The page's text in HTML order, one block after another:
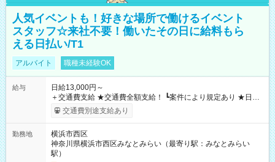
人気イベントも！好きな場所で働けるイベント
スタッフ☆来社不要！働いたその日に給料もら
える日払い/T1
アルバイト 職種未経験OK
給与
日給13,000円～
＋交通費支給 ★交通費全額支給！ ┗案件により規定あり ★日払
いOK！（規定あり） ┗働いたその日に現金GET♪ お仕事後はコ
ンビニATMから 日払い分を引き落とせます！ 【試用期間】試
交通費別途支給あり
勤務地
横浜市西区
神奈川県横浜市西区みなとみらい（最寄り駅：みなとみらい
駅）